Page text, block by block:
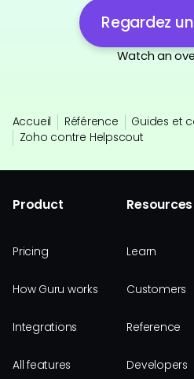
Regardez
Watch an
Accueil Référence
Guides et
Zoho contre Helpscout
Product
Pricing
How Guru works
Integrations
All features
Resources
Learn
Customers
Reference
Developers